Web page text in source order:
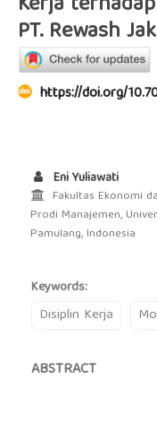
PT. Rewash
https://doi.org/
Eni Yuliawati
Fakultas Ekonomi
Prodi Manajemen,
Pamulang, Indonesia
Keywords:
Disiplin Kerja
ABSTRACT